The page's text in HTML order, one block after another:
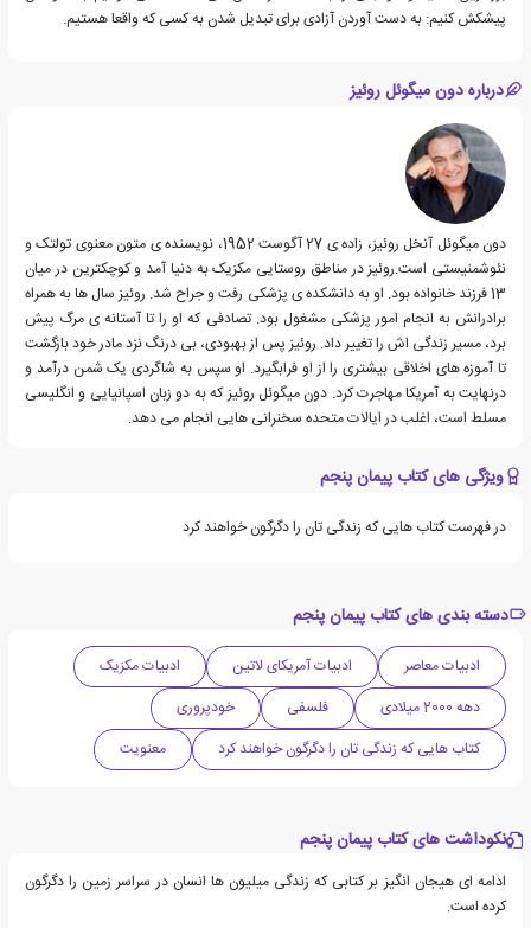
پیشکش کنیم: به دست آوردن آزادی برای تبدیل شدن به کسی که واقعا هستیم.
درباره دون میگوئل روئیز
دون میگوئل آنخل روئیز، زاده ی 27 آگوست 1952، نویسنده ی متون معنوی تولتک و
نئوشمنیستی است.روئیز در مناطق روستایی مکزیک به دنیا آمد و کوچکترین در میان
13 فرزند خانواده بود. او به دانشکده ی پزشکی رفت و جراح شد. روئیز سال ها به همراه
برادرانش به انجام امور پزشکی مشغول بود. تصادفی که او را تا آستانه ی مرگ پیش
برد، مسیر زندگی اش را تغییر داد. روئیز پس از بهبودی، بی درنگ نزد مادر خود بازگشت
تا آموزه های اخلاقی بیشتری را از او فرابگیرد. او سپس به شاگردی یک شمن درآمد و
درنهایت به آمریکا مهاجرت کرد. دون میگوئل روئیز که به دو زبان اسپانیایی و انگلیسی
مسلط است، اغلب در ایالات متحده سخنرانی هایی انجام می دهد.
ویژگی های کتاب پیمان پنجم
در فهرست کتاب هایی که زندگی تان را دگرگون خواهند کرد
دسته بندی های کتاب پیمان پنجم
ادبیات معاصر ادبیات آمریکای لاتین
ادبیات مکزیک
دهه 2000 میلادی
فلسفی
خودپروری
کتاب هایی که زندگی تان را دگرگون خواهند کرد
معنویت
نکوداشت های کتاب پیمان پنجم
ادامه ای هیجان انگیز بر کتابی که زندگی میلیون ها انسان در سراسر زمین را دگرگون
کرده است.